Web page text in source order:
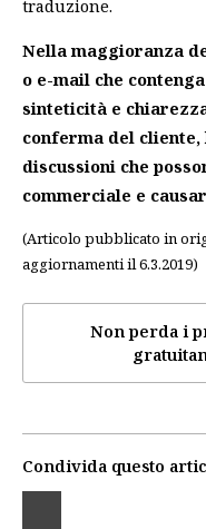
traduzione.
Nella maggioranza
o e-mail che
sinteticità e
conferma del cliente,
discussioni che
commerciale e
(Articolo pubblicato in
aggiornamenti il 6.3.2019)
Non perda i
Condivida questo